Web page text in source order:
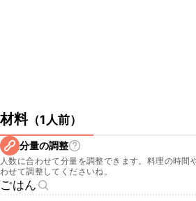
▼クラシル公式SNSはこちら
・クラシルYouTube
https://www.youtube.com/
・クラシルTikTok
https://www.tiktok.com/@kurashiru.com
材料（1人前）
分量の調整
人数に合わせて分量を調整できます。料理の時間
わせて調整してくださいね。
ごはん